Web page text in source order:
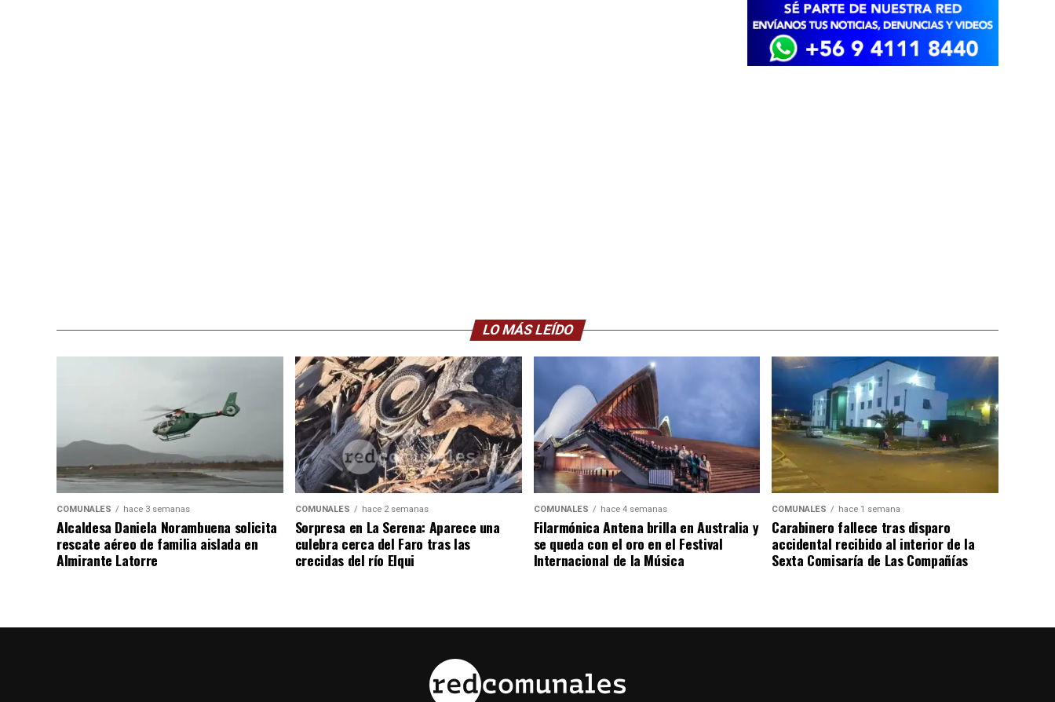
LO MÁS LEÍDO
COMUNALES hace 3 semanas
Alcaldesa Daniela Norambuena solicita
rescate aéreo de familia aislada en
Almirante Latorre
COMUNALES hace 2 semanas
Sorpresa en La Serena: Aparece una
culebra cerca del Faro tras las
crecidas del río Elqui
COMUNALES hace 4 semanas
Filarmónica Antena brilla en Australia y
se queda con el oro en el Festival
Internacional de la Música
COMUNALES hace 1 semana
Carabinero fallece tras disparo
accidental recibido al interior de la
Sexta Comisaría de Las Compañías